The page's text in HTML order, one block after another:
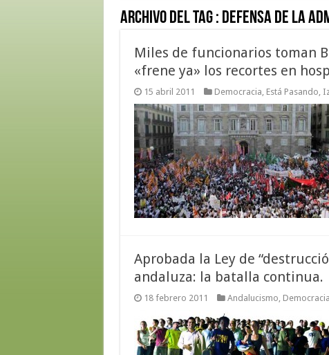
Archivo del tag : Defensa de la
Miles de funcionarios toman
«frene ya» los recortes en
15 abril 2011 Democracia, Está Pasando,
Aprobada la Ley de
andaluza: la batalla continua.
18 febrero 2011 Andalucismo, Democracia